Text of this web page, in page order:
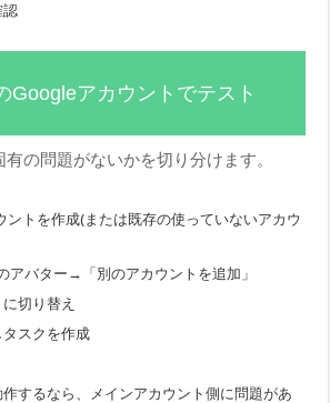
認
Googleアカウントでテスト
の問題がないかを切り分けます。
ントを作成(または既存の使っていないアカウ
アバター→「別のアカウントを追加」
切り替え
スクを作成
するなら、メインアカウント側に問題があ